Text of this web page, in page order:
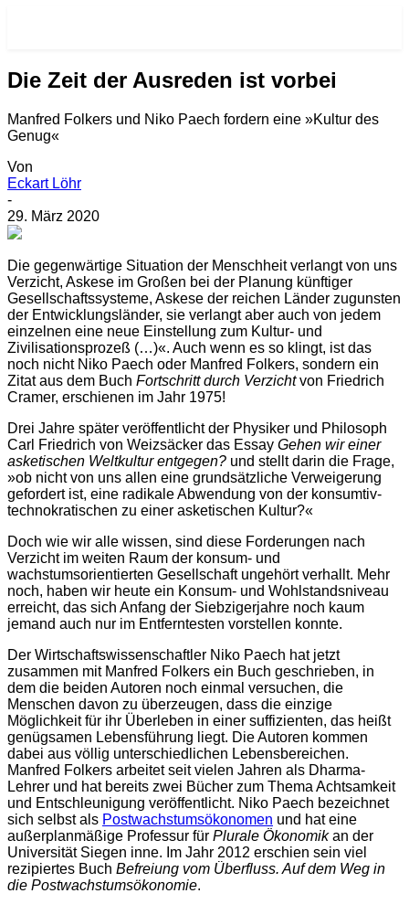
Die Zeit der Ausreden ist vorbei
Manfred Folkers und Niko Paech fordern eine »Kultur des
Genug«
Von
Eckart Löhr
-
29. März 2020
Die gegenwärtige Situation der Menschheit verlangt von uns
Verzicht, Askese im Großen bei der Planung künftiger
Gesellschaftssysteme, Askese der reichen Länder zugunsten
der Entwicklungsländer, sie verlangt aber auch von jedem
einzelnen eine neue Einstellung zum Kultur- und
Zivilisationsprozeß (…)«. Auch wenn es so klingt, ist das
noch nicht Niko Paech oder Manfred Folkers, sondern ein
Zitat aus dem Buch Fortschritt durch Verzichtvon Friedrich
Cramer, erschienen im Jahr 1975!
Drei Jahre später veröffentlicht der Physiker und Philosoph
Carl Friedrich von Weizsäcker das Essay Gehen wir einer
asketischen Weltkultur entgegen? und stellt darin die Frage,
»ob nicht von uns allen eine grundsätzliche Verweigerung
gefordert ist, eine radikale Abwendung von der konsumtiv-
technokratischen zu einer asketischen Kultur?«
Doch wie wir alle wissen, sind diese Forderungen nach
Verzicht im weiten Raum der konsum- und
wachstumsorientierten Gesellschaft ungehört verhallt. Mehr
noch, haben wir heute ein Konsum- und Wohlstandsniveau
erreicht, das sich Anfang der Siebzigerjahre noch kaum
jemand auch nur im Entferntesten vorstellen konnte.
Der Wirtschaftswissenschaftler Niko Paech hat jetzt
zusammen mit Manfred Folkers ein Buch geschrieben, in
dem die beiden Autoren noch einmal versuchen, die
Menschen davon zu überzeugen, dass die einzige
Möglichkeit für ihr Überleben in einer suffizienten, das heißt
genügsamen Lebensführung liegt. Die Autoren kommen
dabei aus völlig unterschiedlichen Lebensbereichen.
Manfred Folkers arbeitet seit vielen Jahren als Dharma-
Lehrer und hat bereits zwei Bücher zum Thema Achtsamkeit
und Entschleunigung veröffentlicht. Niko Paech bezeichnet
sich selbst als Postwachstumsökonomen und hat eine
außerplanmäßige Professur für Plurale Ökonomikan der
Universität Siegen inne. Im Jahr 2012 erschien sein viel
rezipiertes Buch Befreiung vom Überfluss. Auf dem Weg in
die Postwachstumsökonomie.